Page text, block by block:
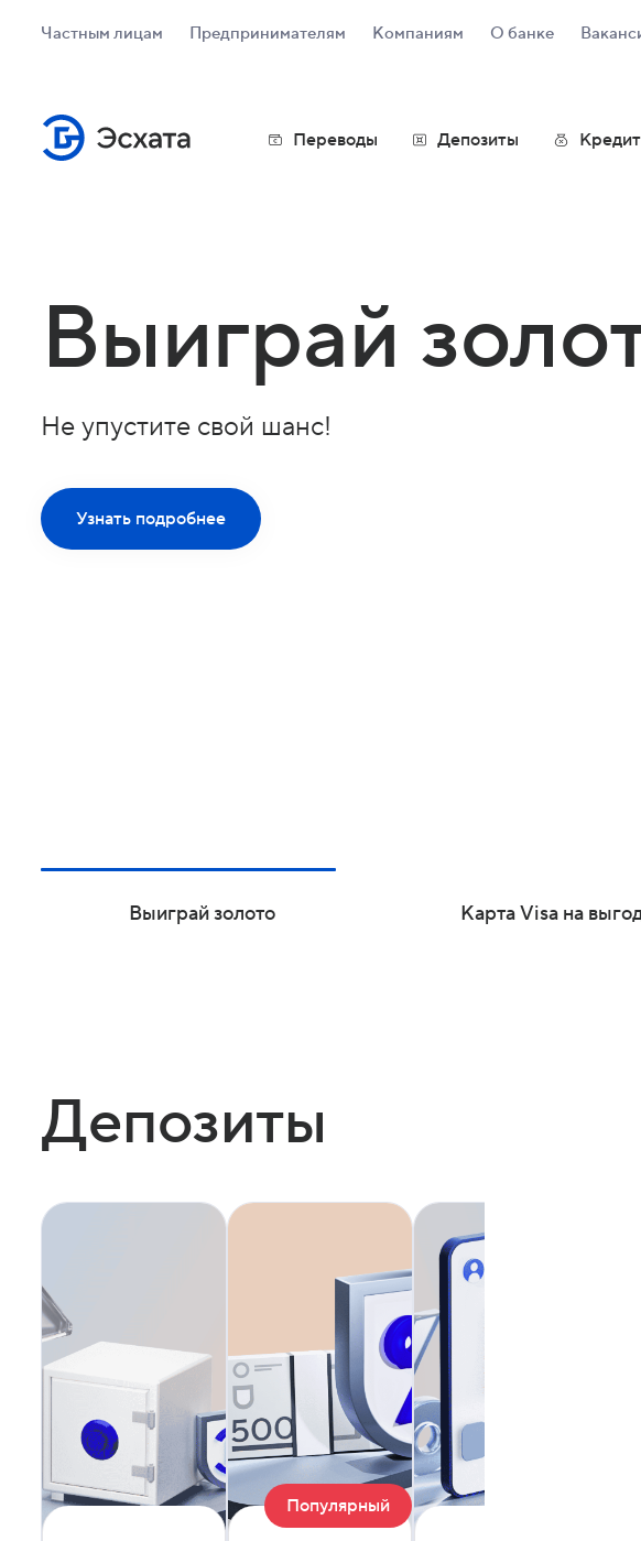
Частным лицам Предпринимателям Компаниям О банке
Переводы Депозиты
Карты
Visa
Базовый премиальный продукт,
предлагающий эксклюзивные
Выиграй золото Карта Visa на
Депозиты
Популярный